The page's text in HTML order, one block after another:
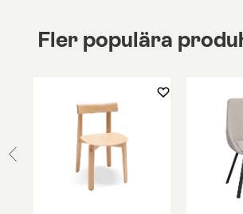
Fler populära